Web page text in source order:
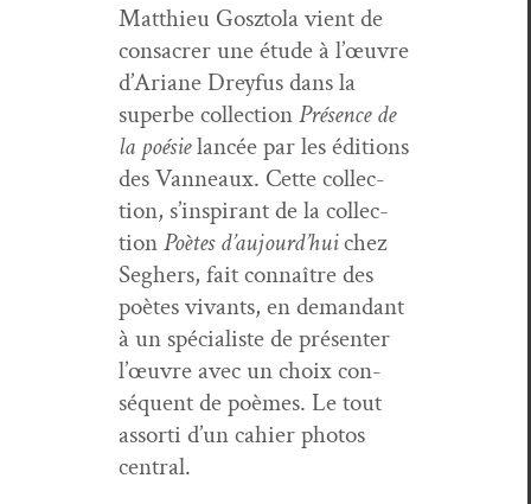
Matthieu Gosz­to­la vient de
con­sacr­er une étude à l’œuvre
d’Ariane Drey­fus dans la
superbe col­lec­tionPrésence de
la poésielancée par les édi­tions
des Van­neaux. Cette col­lec­
tion, s’inspirant de la col­lec­
tionPoètes d’aujourd’huichez
Seghers, fait con­naître des
poètes vivants, en deman­dant
à un spé­cial­iste de présen­ter
l’œuvre avec un choix con­
séquent de poèmes. Le tout
assor­ti d’un cahi­er pho­tos
central.